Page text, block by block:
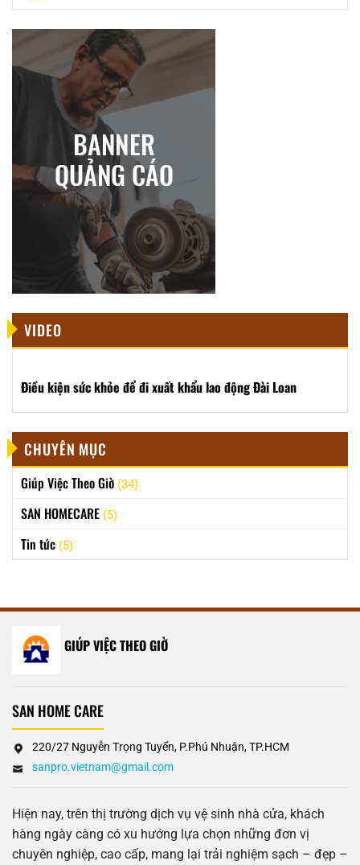
VIDEO
Điều kiện sức khỏe để đi xuất khẩu lao động Đài Loan
CHUYÊN MỤC
Giúp Việc Theo Giờ (34)
SAN HOMECARE (5)
Tin tức (5)
GIÚP VIỆC THEO GIỜ
SAN HOME CARE
220/27 Nguyễn Trọng Tuyển, P.Phú Nhuận, TP.HCM
sanpro.vietnam@gmail.com
Hiện nay, trên thị trường dịch vụ vệ sinh nhà cửa, khách
hàng ngày càng có xu hướng lựa chọn những đơn vị
chuyên nghiệp, cao cấp, mang lại trải nghiệm sạch – đẹp –